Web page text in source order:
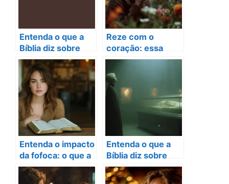
Entenda o que a
Bíblia diz sobre
cremação e sua
importância!
Reze com o
coração: essa
prática tem
transformado
vidas
Entenda o impacto
da fofoca: o que a
Bíblia diz sobre
fofoca
Entenda o que a
Bíblia diz sobre
sonhar com caixão
fechado